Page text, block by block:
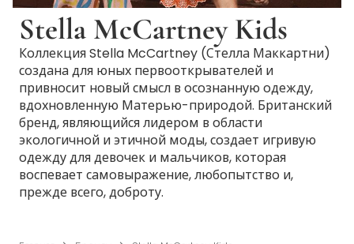
Stella McCartney Kids
Коллекция Stella McCartney (Стелла Маккартни)
создана для юных первооткрывателей и
привносит новый смысл в осознанную одежду,
вдохновленную Матерью-природой. Британский
бренд, являющийся лидером в области
экологичной и этичной моды, создает игривую
одежду для девочек и мальчиков, которая
воспевает самовыражение, любопытство и,
прежде всего, доброту.